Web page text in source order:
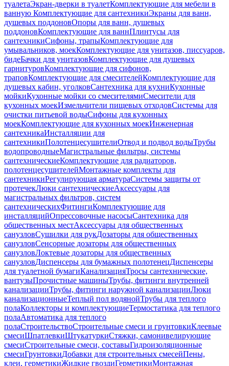
туалетаЭкран-дверки в туалетКомплектующие для мебели в
ванную Комплектующие для сантехникиЭкраны для ванн,
душевых поддоновОпоры для ванн, душевых
поддоновКомплектующие для ваннПлинтусы для
сантехникиСифоны, трапыКомплектующие для
умывальников, моекКомплектующие для унитазов, писсуаров,
бидеБачки для унитазовКомплектующие для душевых
гарнитуровКомплектующие для сифонов,
траповКомплектующие для смесителейКомплектующие для
душевых кабин, уголковСантехника для кухниКухонные
мойкиКухонные мойки со смесителямиСмесители для
кухонных моекИзмельчители пищевых отходовСистемы для
очистки питьевой водыСифоны для кухонных
моекКомплектующие для кухонных моекИнженерная
сантехникаИнсталляции для
сантехникиПолотенцесушителиОтвод и подвод водыТрубы
водопроводныеМагистральные фильтры, системы
сантехническиеКомплектующие для радиаторов,
полотенцесушителейМонтажные комплекты для
сантехникиРегулирующая арматураСистемы защиты от
протечекЛюки сантехническиеАксессуары для
магистральных фильтров, систем
сантехническихФитингиКомплектующие для
инсталляцийОпрессовочные насосыСантехника для
общественных местАксессуары для общественных
санузловСушилки для рукДозаторы для общественных
санузловСенсорные дозаторы для общественных
санузловЛоктевые дозаторы для общественных
санузловДиспенсеры для бумажных полотенецДиспенсеры
для туалетной бумагиКанализацияТросы сантехнические,
вантузыПрочистные машиныТрубы, фитинги внутренней
канализацииТрубы, фитинги наружной канализацииЛюки
канализационныеТеплый пол водянойТрубы для теплого
полаКоллекторы и комплектующиеТермостатика для теплого
полаАвтоматика для теплого
полаСтроительствоСтроительные смеси и грунтовкиКлеевые
смесиШпатлевкиШтукатуркиСтяжки, самонивелирующие
смесиСтроительные смеси, составыГидроизоляционные
смесиГрунтовкиДобавки для строительных смесейПены,
клеи, герметикиЖидкие гвоздиГерметикиМонтажная